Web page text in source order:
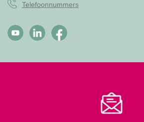
Telefoonnummers